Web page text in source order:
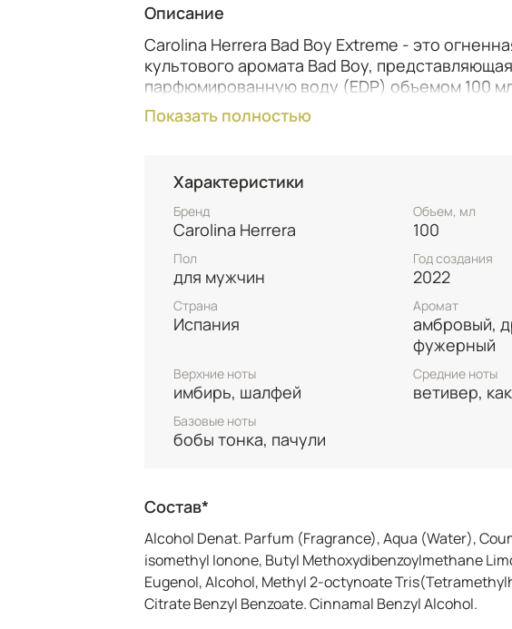
Описание
Carolina Herrera Bad Boy Extreme - это
культового аромата Bad Boy,
парфюмированную воду (EDP) объемом 100
году. Этот янтарно-ароматический
воплощает дерзкую природу современного
Композиция парфюмированной воды
верхними нотами ароматического шалфея и
акцентами. Сердце аромата раскрывается
теплого ветивера и глубокого абсолюта
напряжение между свежестью и теплом,
неожиданные и чувственные оттенки.
кремовые древесные ноты бобов тонка в
ароматической землистостью пачули,
опьяняющий шлейф.
Показать полностью
Характеристики
Бренд
Carolina Herrera
Объем, мл
100
Пол
для мужчин
Год создания
2022
Страна
Испания
Аромат
амбровый,
фужерный
Верхние ноты
имбирь, шалфей
Средние ноты
ветивер,
Базовые ноты
бобы тонка, пачули
Состав*
Alcohol Denat. Parfum (Fragrance), Aqua (Water),
isomethyl Ionone, Butyl Methoxydibenzoylmethane
Eugenol, Alcohol, Methyl 2-octynoate
Citrate Benzyl Benzoate. Cinnamal Benzyl Alcohol.